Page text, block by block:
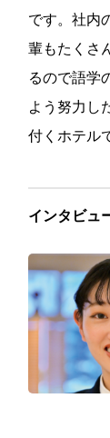
です。社内
輩もたくさ
るので語学
よう努力し
付くホテル
インタビュ